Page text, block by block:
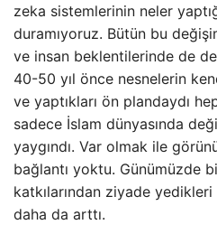
zeka sistemlerinin neler
duramıyoruz. Bütün bu
ve insan beklentilerinde de
40-50 yıl önce nesnelerin
ve yaptıkları ön plandaydı
sadece İslam dünyasında
yaygındı. Var olmak ile
bağlantı yoktu. Günümüzde
katkılarından ziyade yedikleri
daha da arttı.